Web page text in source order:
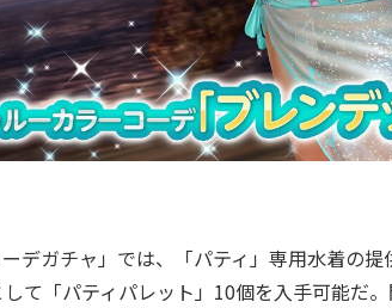
デガチャ」では、「パティ」専用水着の
て「パティパレット」10個を入手可能だ